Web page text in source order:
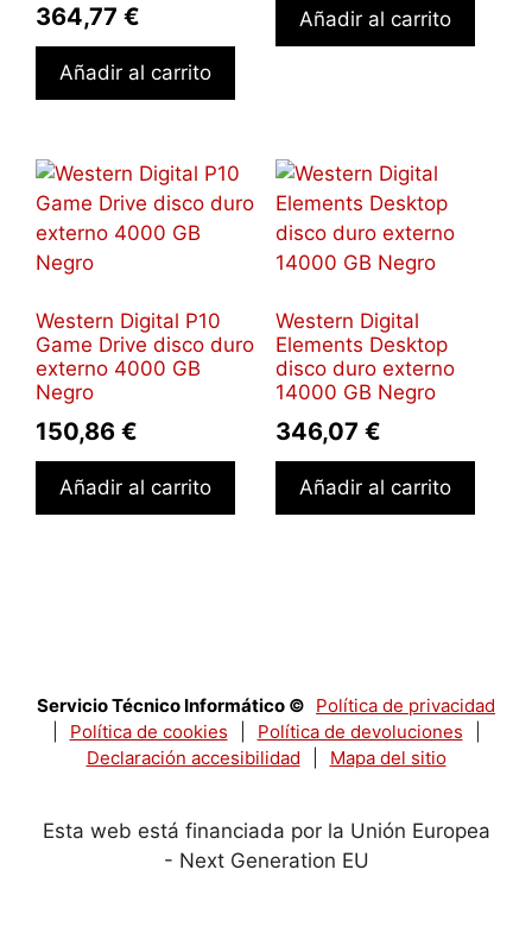
364,77 €
Añadir al carrito
Añadir al carrito
Western Digital P10
Game Drive disco duro
externo 4000 GB
Negro
150,86 €
Añadir al carrito
Western Digital
Elements Desktop
disco duro externo
14000 GB Negro
346,07 €
Añadir al carrito
Servicio Técnico Informático © Política de privacidad
Política de cookies Política de devoluciones
Declaración accesibilidad
Mapa del sitio
Esta web está financiada por la Unión Europea
- Next Generation EU